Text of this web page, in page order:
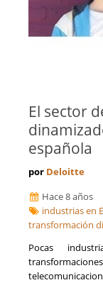
El sector
española
por Deloitte
Hace 8 años
industrias en
transformación
Pocas